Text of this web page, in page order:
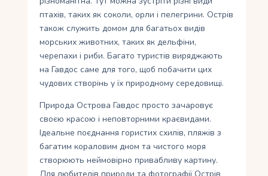
птахів, таких як соколи, орли і пелегрини. Острів
також служить домом для багатьох видів
морських животних, таких як дельфіни,
черепахи і риби. Багато туристів виряджають
на Гавдос саме для того, щоб побачити цих
чудових створінь у їх природному середовищі.
Природа Острова Гавдос просто зачаровує
своєю красою і неповторними краєвидами.
Ідеальне поєднання гористих схилів, пляжів з
багатим кораловим дном та чистого моря
створюють неймовірно привабливу картину.